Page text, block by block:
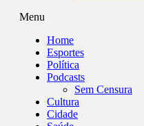
Menu
Home
Esportes
Política
Podcasts
Sem Censura
Cultura
Cidade